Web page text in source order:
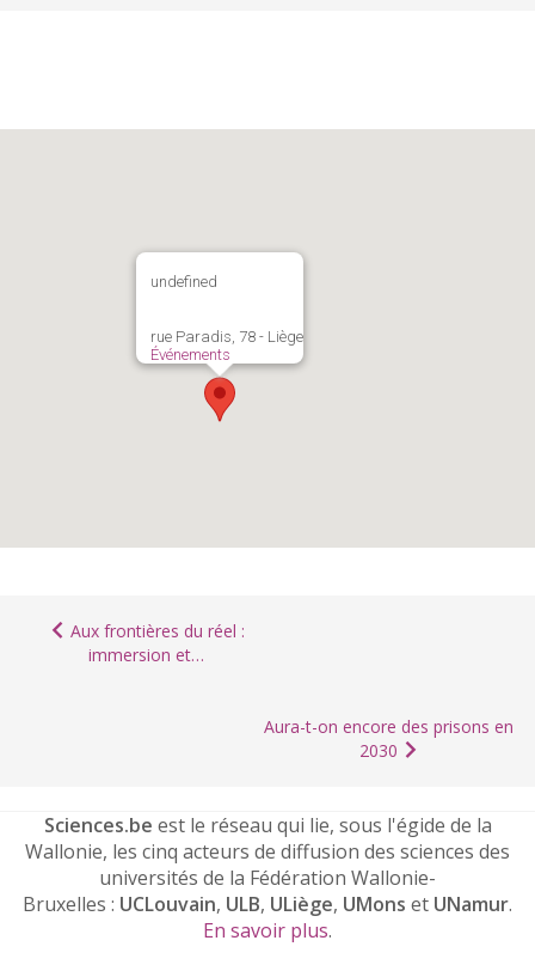
undefined
rue Paradis, 78 - Liège
Événements
Aux frontières du réel :
immersion et…
Aura-t-on encore des prisons en
2030
Sciences.be est le réseau qui lie, sous l'égide de la
Wallonie, les cinq acteurs de diffusion des sciences des
universités de la Fédération Wallonie-
Bruxelles : UCLouvain, ULB, ULiège, UMons et UNamur.
En savoir plus.